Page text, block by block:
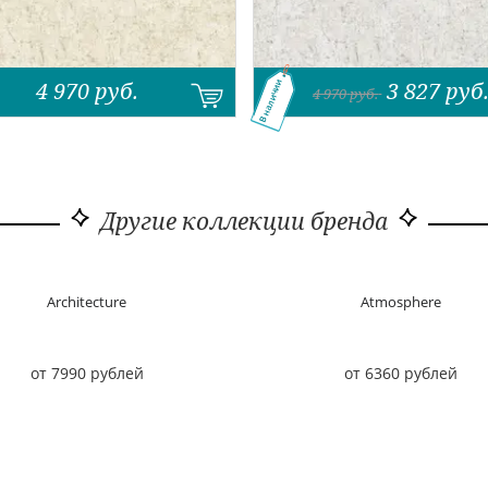
4 970руб. 4 970руб. 3 827руб.
В наличии
Другие коллекции бренда
Architecture
от 7990 рублей
Atmosphere
от 6360 рублей